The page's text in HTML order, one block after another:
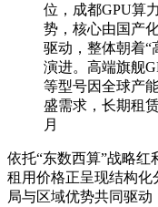
位，成都GPU算
势，核心由国产
驱动，整体朝着“
演进。高端旗舰
等型号因全球产
盛需求，长期租
月
依托“东数西算”战略红
租用价格正呈现结构
局与区域优势共同驱